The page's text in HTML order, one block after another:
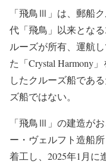
「飛鳥Ⅲ」は、郵船
代「飛鳥」以来とな
ルーズが所有、運航
た「Crystal Harmony
したクルーズ船であ
ズ船ではない。
「飛鳥Ⅲ」の建造が
ー・ヴェルフト造船
着工し、2025年1月に